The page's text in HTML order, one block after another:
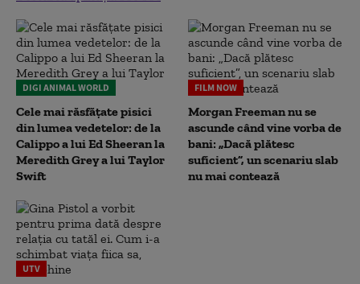
DIGI ANIMAL WORLD
Cele mai răsfățate pisici
din lumea vedetelor: de la
Calippo a lui Ed Sheeran la
Meredith Grey a lui Taylor
Swift
FILM NOW
Morgan Freeman nu se
ascunde când vine vorba de
bani: „Dacă plătesc
suficient”, un scenariu slab
nu mai contează
UTV